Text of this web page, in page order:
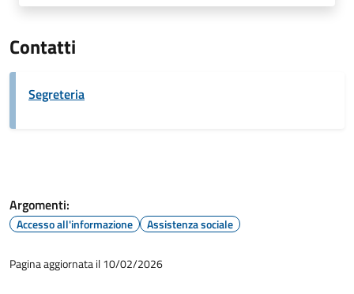
Contatti
Segreteria
Argomenti:
Accesso all'informazione Assistenza sociale
Pagina aggiornata il 10/02/2026